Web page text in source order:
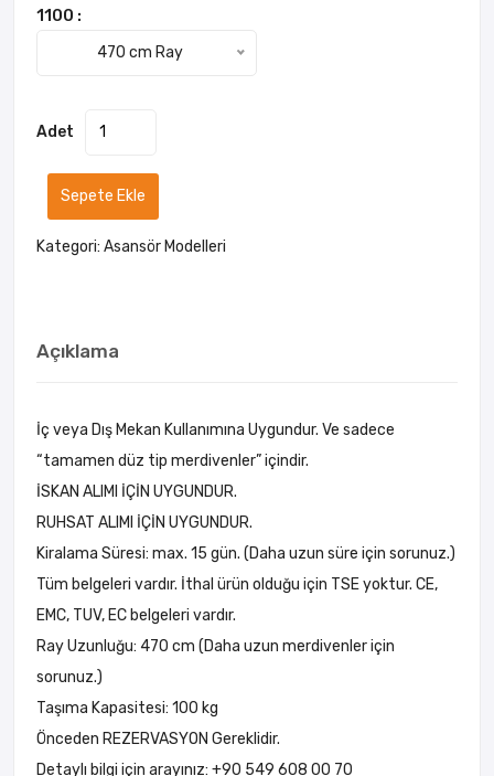
1100 :
470 cm Ray
Adet
Sepete Ekle
Kategori: Asansör Modelleri
Açıklama
İç veya Dış Mekan Kullanımına Uygundur. Ve sadece
“tamamen düz tip merdivenler” içindir.
İSKAN ALIMI İÇİN UYGUNDUR.
RUHSAT ALIMI İÇİN UYGUNDUR.
Kiralama Süresi: max. 15 gün. (Daha uzun süre için sorunuz.)
Tüm belgeleri vardır. İthal ürün olduğu için TSE yoktur. CE,
EMC, TUV, EC belgeleri vardır.
Ray Uzunluğu: 470 cm (Daha uzun merdivenler için
sorunuz.)
Taşıma Kapasitesi: 100 kg
Önceden REZERVASYON Gereklidir.
Detaylı bilgi için arayınız: +90 549 608 00 70